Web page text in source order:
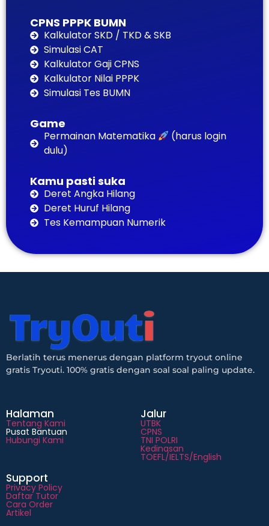
CPNS PPPK BUMN
Kalkulator SKD / TKD & SKB
Simulasi CAT
Kalkulator Gaji CPNS
Kalkulator Nilai PPPK
Simulasi Tes BUMN
Game
Permainan Matematika
(harus login
dulu)
Kamu pasti suka
Deret Angka Hilang
Deret Huruf Hilang
Tes Kemampuan Numerik
Berlatih terus menerus dengan platform tryout online
gratis Tryouti. 100% gratis dengan soal soal paling update.
Halaman
Tentang Kami
Pusat Bantuan
Hubungi Kami
Jalur
UTBK
CPNS
TNI POLRI
Kedinasan
TOEFL/IELTS/English
Support
Privacy Policy
Daftar Tutor
Cara Order
Artikel